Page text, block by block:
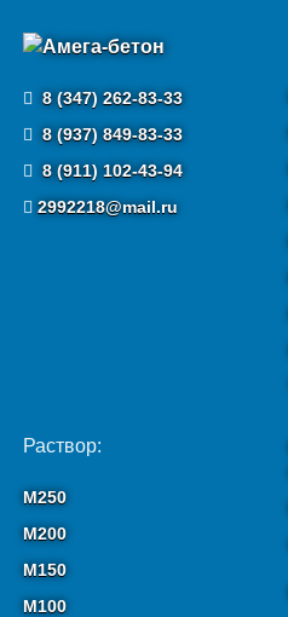
8 (347) 262-83-33
8 (937) 849-83-33
8 (911) 102-43-94
2992218@mail.ru
Раствор:
М250
М200
М150
М100